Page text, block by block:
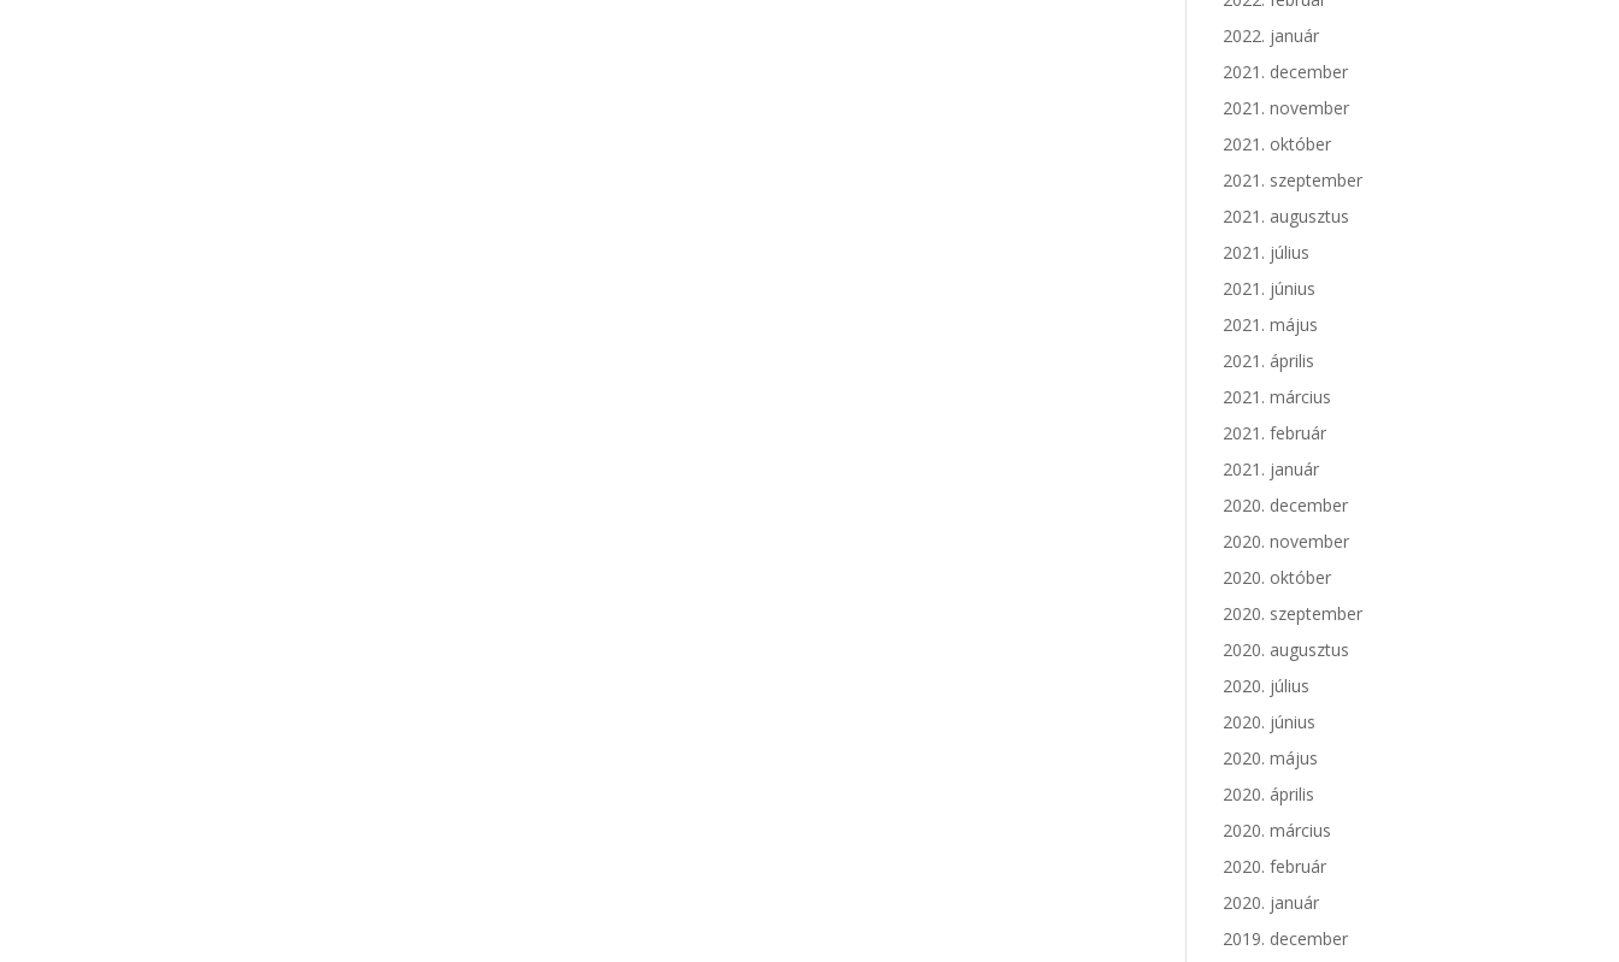
2022. január
2021. december
2021. november
2021. október
2021. szeptember
2021. augusztus
2021. július
2021. június
2021. május
2021. április
2021. március
2021. február
2021. január
2020. december
2020. november
2020. október
2020. szeptember
2020. augusztus
2020. július
2020. június
2020. május
2020. április
2020. március
2020. február
2020. január
2019. december